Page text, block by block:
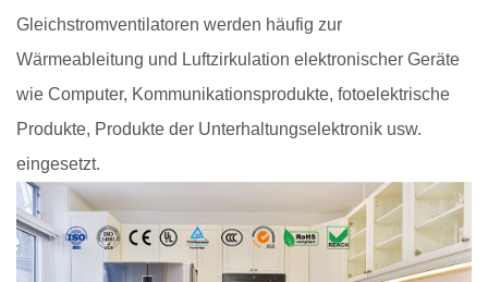
Gleichstromventilatoren werden häufig zur
Wärmeableitung und Luftzirkulation elektronischer Geräte
wie Computer, Kommunikationsprodukte, fotoelektrische
Produkte, Produkte der Unterhaltungselektronik usw.
eingesetzt.